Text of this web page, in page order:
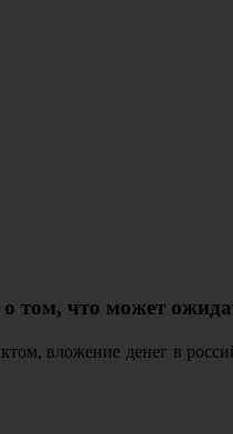
том, что может
вложение денег в